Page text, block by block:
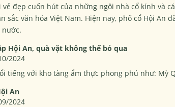
đẹp cuốn hút của những ngôi nhà cổ kính và
sắc văn hóa Việt Nam. Hiện nay, phố cổ Hội An
nước.
Hội An, quà vặt không thể bỏ qua
2024
tiếng với kho tàng ẩm thực phong phú như: Mỳ
An
2024